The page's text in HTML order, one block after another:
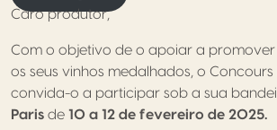
Caro produtor,
Com o objetivo de o apoiar a
os seus vinhos medalhados, o
convida-o a participar sob a sua
Paris de 10 a 12 de fevereiro de 2025.